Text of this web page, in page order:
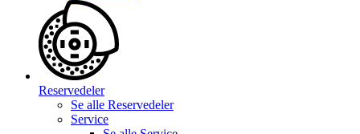
Reservedeler
Se alle Reservedeler
Service